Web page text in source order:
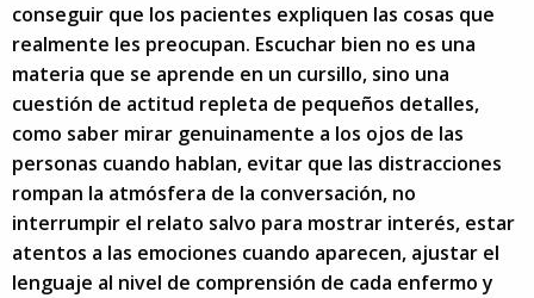
conseguir que los pacientes expliquen las cosas que
realmente les preocupan. Escuchar bien no es una
materia que se aprende en un cursillo, sino una
cuestión de actitud repleta de pequeños detalles,
como saber mirar genuinamente a los ojos de las
personas cuando hablan, evitar que las distracciones
rompan la atmósfera de la conversación, no
interrumpir el relato salvo para mostrar interés, estar
atentos a las emociones cuando aparecen, ajustar el
lenguaje al nivel de comprensión de cada enfermo y